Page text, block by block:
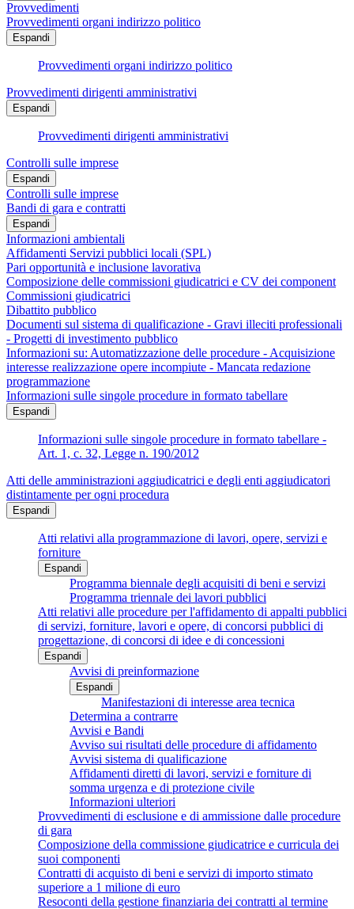
Provvedimenti
Provvedimenti organi indirizzo politico
Espandi
Provvedimenti organi indirizzo politico
Provvedimenti dirigenti amministrativi
Espandi
Provvedimenti dirigenti amministrativi
Controlli sulle imprese
Espandi
Controlli sulle imprese
Bandi di gara e contratti
Espandi
Informazioni ambientali
Affidamenti Servizi pubblici locali (SPL)
Pari opportunità e inclusione lavorativa
Composizione delle commissioni giudicatrici e CV dei component
Commissioni giudicatrici
Dibattito pubblico
Documenti sul sistema di qualificazione - Gravi illeciti professionali
- Progetti di investimento pubblico
Informazioni su: Automatizzazione delle procedure - Acquisizione
interesse realizzazione opere incompiute - Mancata redazione
programmazione
Informazioni sulle singole procedure in formato tabellare
Espandi
Informazioni sulle singole procedure in formato tabellare -
Art. 1, c. 32, Legge n. 190/2012
Atti delle amministrazioni aggiudicatrici e degli enti aggiudicatori
distintamente per ogni procedura
Espandi
Atti relativi alla programmazione di lavori, opere, servizi e
forniture
Espandi
Programma biennale degli acquisiti di beni e servizi
Programma triennale dei lavori pubblici
Atti relativi alle procedure per l'affidamento di appalti pubblici
di servizi, forniture, lavori e opere, di concorsi pubblici di
progettazione, di concorsi di idee e di concessioni
Espandi
Avvisi di preinformazione
Espandi
Manifestazioni di interesse area tecnica
Determina a contrarre
Avvisi e Bandi
Avviso sui risultati delle procedure di affidamento
Avvisi sistema di qualificazione
Affidamenti diretti di lavori, servizi e forniture di
somma urgenza e di protezione civile
Informazioni ulteriori
Provvedimenti di esclusione e di ammissione dalle procedure
di gara
Composizione della commissione giudicatrice e curricula dei
suoi componenti
Contratti di acquisto di beni e servizi di importo stimato
superiore a 1 milione di euro
Resoconti della gestione finanziaria dei contratti al termine